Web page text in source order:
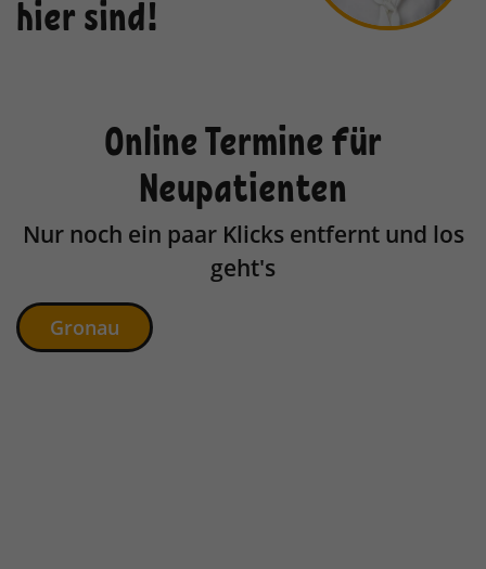
hier sind!
Online Termine für
Neupatienten
Nur noch ein paar Klicks entfernt und los
geht's
Gronau
Anbieter TYPO3
Einstellungen.